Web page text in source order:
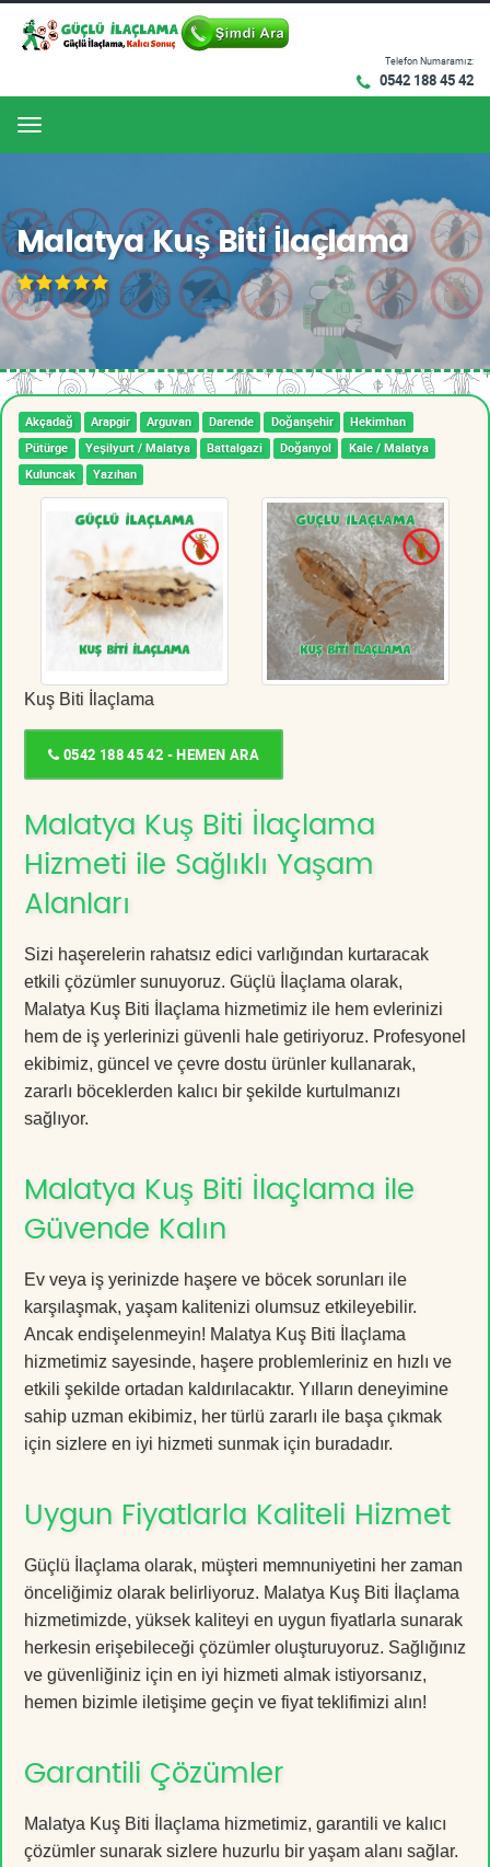
Telefon Numaramız:
0542 188 45 42
Menu
Malatya Kuş Biti İlaçlama
Akçadağ Arapgir Arguvan Darende Doğanşehir
Hekimhan
Pütürge
Yeşilyurt / Malatya Battalgazi Doğanyol
Kale / Malatya
Kuluncak
Yazıhan
Kuş Biti İlaçlama
0542 188 45 42 - HEMEN ARA
Malatya Kuş Biti İlaçlama
Hizmeti ile Sağlıklı Yaşam
Alanları
Sizi haşerelerin rahatsız edici varlığından kurtaracak
etkili çözümler sunuyoruz. Güçlü İlaçlama olarak,
Malatya Kuş Biti İlaçlama hizmetimiz ile hem evlerinizi
hem de iş yerlerinizi güvenli hale getiriyoruz. Profesyonel
ekibimiz, güncel ve çevre dostu ürünler kullanarak,
zararlı böceklerden kalıcı bir şekilde kurtulmanızı
sağlıyor.
Malatya Kuş Biti İlaçlama ile
Güvende Kalın
Ev veya iş yerinizde haşere ve böcek sorunları ile
karşılaşmak, yaşam kalitenizi olumsuz etkileyebilir.
Ancak endişelenmeyin! Malatya Kuş Biti İlaçlama
hizmetimiz sayesinde, haşere problemleriniz en hızlı ve
etkili şekilde ortadan kaldırılacaktır. Yılların deneyimine
sahip uzman ekibimiz, her türlü zararlı ile başa çıkmak
için sizlere en iyi hizmeti sunmak için buradadır.
Uygun Fiyatlarla Kaliteli Hizmet
Güçlü İlaçlama olarak, müşteri memnuniyetini her zaman
önceliğimiz olarak belirliyoruz. Malatya Kuş Biti İlaçlama
hizmetimizde, yüksek kaliteyi en uygun fiyatlarla sunarak
herkesin erişebileceği çözümler oluşturuyoruz. Sağlığınız
ve güvenliğiniz için en iyi hizmeti almak istiyorsanız,
hemen bizimle iletişime geçin ve fiyat teklifimizi alın!
Garantili Çözümler
Malatya Kuş Biti İlaçlama hizmetimiz, garantili ve kalıcı
çözümler sunarak sizlere huzurlu bir yaşam alanı sağlar.